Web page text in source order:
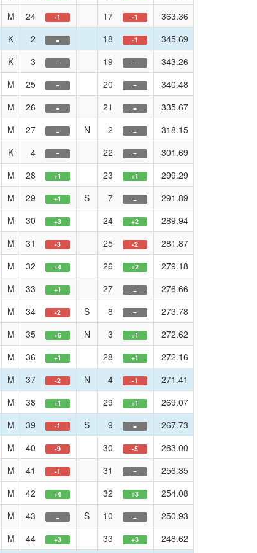
M 24 -1 17 -1
363.36
K 2 = 18 -1
345.69
K 3 = 19 =
343.26
M 25 = 20 =
340.48
M 26 = 21 =
335.67
M 27 = N 2 =
318.15
K 4 = 22 =
301.69
M 28 +1 23 +1
299.29
M 29 +1 S 7 =
291.89
M 30 +3 24 +2
289.94
M 31 -3 25 -2
281.87
M 32 +4 26 +2
279.18
M 33 +1 27 =
276.66
M 34 -2 S 8 =
273.78
M 35 +6 N 3 +1
272.62
M 36 +1 28 +1
272.16
M 37 -2 N 4 -1
271.41
M 38 +1 29 +1
269.07
M 39 -1 S 9 =
267.73
M 40 -9 30 -5
263.00
M 41 -1 31 =
256.35
M 42 +4 32 +3
254.08
M 43 = S 10 =
250.93
M 44 +3 33 +3
248.62